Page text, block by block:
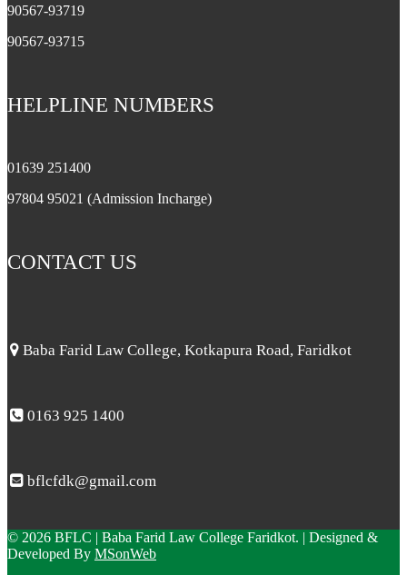
90567-93719
90567-93715
HELPLINE NUMBERS
01639 251400
97804 95021 (Admission Incharge)
CONTACT US
Baba Farid Law College, Kotkapura Road, Faridkot
0163 925 1400
bflcfdk@gmail.com
© 2026 BFLC | Baba Farid Law College Faridkot. | Designed &
Developed By MSonWeb